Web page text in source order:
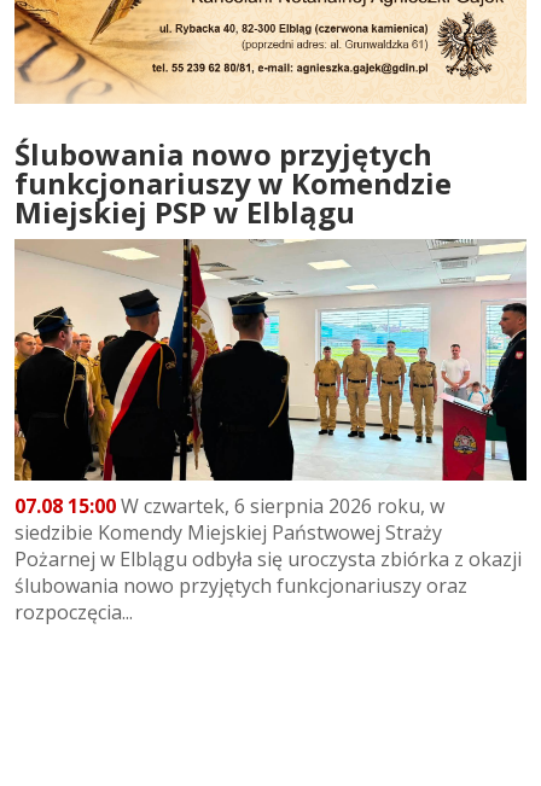
Ślubowania nowo przyjętych
funkcjonariuszy w Komendzie
Miejskiej PSP w Elblągu
07.08 15:00W czwartek, 6 sierpnia 2026 roku, w
siedzibie Komendy Miejskiej Państwowej Straży
Pożarnej w Elblągu odbyła się uroczysta zbiórka z okazji
ślubowania nowo przyjętych funkcjonariuszy oraz
rozpoczęcia...